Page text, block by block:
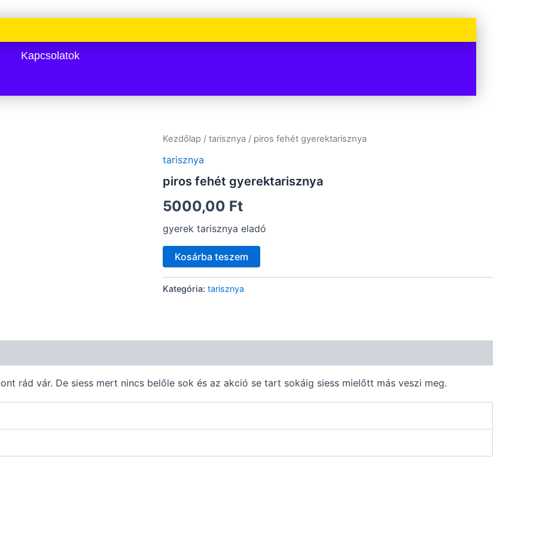
Kapcsolatok
Kezdőlap / tarisznya / piros fehét gyerektarisznya
tarisznya
piros fehét gyerektarisznya
5000,00 Ft
gyerek tarisznya eladó
piros
gyerektarisznya
Kosárba teszem
Kategória: tarisznya
rád vár. De siess mert nincs belőle sok és az akció se tart sokáig siess mielőtt más veszi meg.